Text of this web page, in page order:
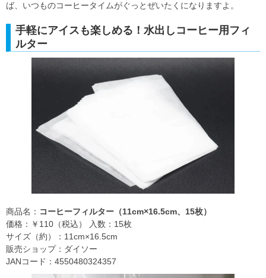
ば、いつものコーヒータイムがぐっとぜいたくになりますよ。
手軽にアイスも楽しめる！水出しコーヒー用フィ
ルター
商品名： コーヒーフィルター（11cm×16.5cm、15枚）
価格：￥110（税込） 入数：15枚
サイズ（約）：11cm×16.5cm
販売ショップ：ダイソー
JANコード：4550480324357